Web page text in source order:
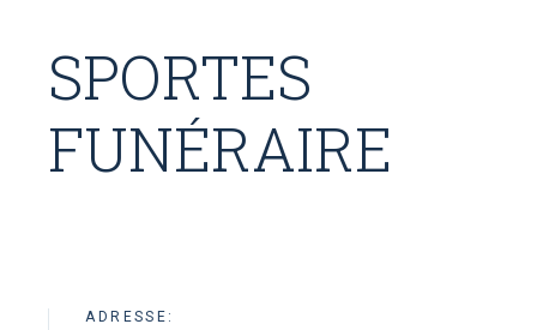
SPORTES
FUNÉRAIRE
ADRESSE: